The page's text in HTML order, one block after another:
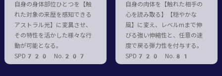
自身の身体部位ひとつを【触
れた対象の来歴を感知できる
アストラル光】に変異させ、
その特性を活かした様々な行
動が可能となる。
SPD720 No.207
自身の肉体を【触れた相手の
心を読み取る】【穏やかな
風】に変え、レベルmまで伸
びる強い伸縮性と、任意の速
度で戻る弾力性を付与する。
SPD720 No.81